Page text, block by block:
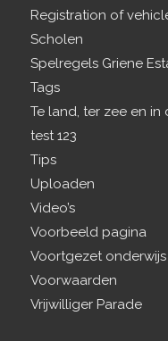
Registration of
Scholen
Spelregels Griene
Tags
Te land, ter zee en in
test 123
Tips
Uploaden
Video’s
Voorbeeld pagina
Voortgezet onderwijs
Voorwaarden
Vrijwilliger Parade